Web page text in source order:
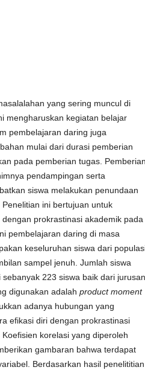
yang sering muncul di
mengharuskan kegiatan belajar
pembelajaran daring juga
mulai dari durasi pemberian
pada pemberian tugas. Pemberian
pendampingan serta
siswa melakukan penundaan
ini bertujuan untuk
prokrastinasi akademik pada
pembelajaran daring di masa
keseluruhan siswa dari
sampel jenuh. Jumlah siswa
223 siswa baik dari jurusan
digunakan adalah product moment
adanya hubungan yang
efikasi diri dengan prokrastinasi
korelasi yang diperoleh
gambaran bahwa terdapat
Berdasarkan hasil penelititian